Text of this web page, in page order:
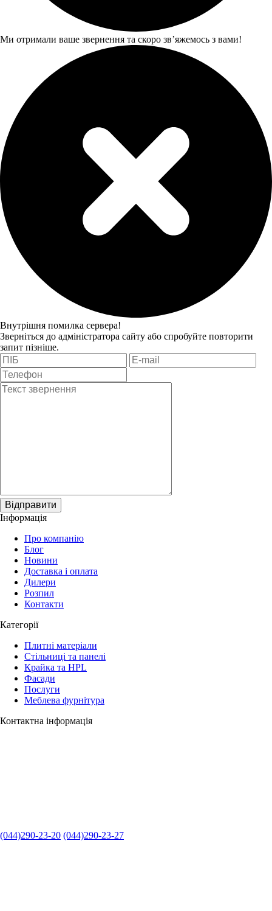
Ми отримали ваше звернення та скоро звʼяжемось з вами!
Внутрішня помилка сервера!
Зверніться до адміністратора сайту або спробуйте повторити
запит пізніше.
Відправити
Інформація
Про компанію
Блог
Новини
Доставка і оплата
Дилери
Розпил
Контакти
Категорії
Плитні матеріали
Стільниці та панелі
Крайка та HPL
Фасади
Послуги
Меблева фурнітура
Контактна інформація
(044)290-23-20 (044)290-23-27